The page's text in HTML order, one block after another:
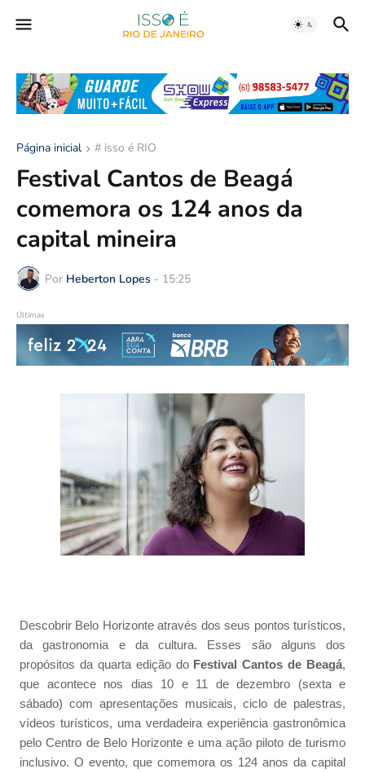
Página inicial # isso é RIO
Festival Cantos de Beagá
comemora os 124 anos da
capital mineira
Por Heberton Lopes - 15:25
Últimas
Descobrir Belo Horizonte através dos seus pontos turísticos,
da gastronomia e da cultura. Esses são alguns dos
propósitos da quarta edição do Festival Cantos de Beagá,
que acontece nos dias 10 e 11 de dezembro (sexta e
sábado) com apresentações musicais, ciclo de palestras,
vídeos turísticos, uma verdadeira experiência gastronômica
pelo Centro de Belo Horizonte e uma ação piloto de turismo
inclusivo. O evento, que comemora os 124 anos da capital